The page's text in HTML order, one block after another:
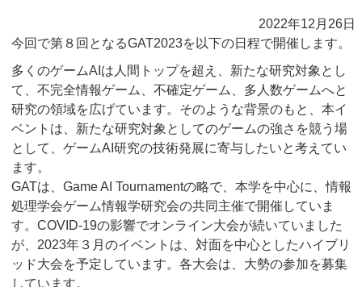
2022年12月26日
今回で第８回となるGAT2023を以下の日程で開催します。
多くのゲームAIは人間トップを超え、新たな研究対象とし
て、不完全情報ゲーム、不確定ゲーム、多人数ゲームへと
研究の領域を広げています。そのような背景のもと、本イ
ベントは、新たな研究対象としてのゲームの強さを競う場
として、ゲームAI研究の技術発展に寄与したいと考えてい
ます。
GATは、Game AI Tournamentの略で、本学を中心に、情報
処理学会ゲーム情報学研究会の共同主催で開催していま
す。COVID-19の影響でオンライン大会が続いていました
が、2023年３月のイベントは、対面を中心としたハイブリ
ッド大会を予定しています。各大会は、大勢の参加を募集
しています。